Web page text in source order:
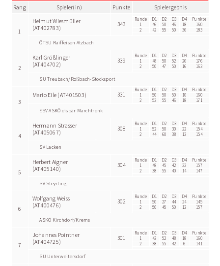
Rang Spieler(in) Punkte Spielergebnis
1
Helmut Wiesmüller
(AT402783)
343
Runde D1 D2 D3 D4
Punkte
1
46 50 46 18
160
2
42 55 50 36 183
ÖTSU Raiffeisen Atzbach
2
Karl Größlinger
(AT404702)
339
Runde D1 D2 D3 D4
Punkte
1
48 50 52 26
176
2
50 47 50 16 163
SU Treubach/Roßbach-Stocksport
3
Mario Eile (AT401503) 331
Runde D1 D2 D3 D4
Punkte
1
50 50 50 10
160
2
52 55 46 18
171
ESV ASKÖ eisbär Marchtrenk
4
Hermann Strasser
(AT405067)
308
Runde D1 D2 D3 D4
Punkte
1
52 50 30 22
154
2
44 60 38 12 154
SV Lacken
5
Herbert Aigner
(AT405140)
304
Runde D1 D2 D3 D4
Punkte
1
48 45 42 22
157
2
38 55 40 14 147
SV Steyrling
6
Wolfgang Weiss
(AT400476)
302
Runde D1 D2 D3 D4
Punkte
1
50 27 44 24
145
2
50 45 50 12 157
ASKÖ Kirchdorf/Krems
7
Johannes Pointner
(AT404725)
301
Runde D1 D2 D3 D4
Punkte
1
42 52 48 18
160
2
38 55 42 6 141
SU Unterweitersdorf